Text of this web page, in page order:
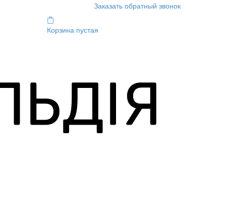
Заказать обратный звонок
Корзина пустая